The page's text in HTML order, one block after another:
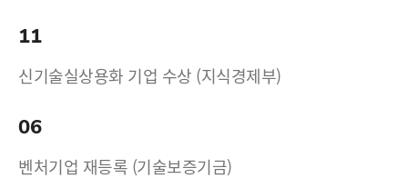
11
신기술실상용화 기업 수상 (지식경제부)
06
벤처기업 재등록 (기술보증기금)